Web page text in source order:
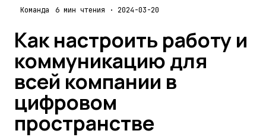
Команда 6 мин чтения · 2024-03-20
Как настроить работу и
коммуникацию для
всей компании в
цифровом
пространстве